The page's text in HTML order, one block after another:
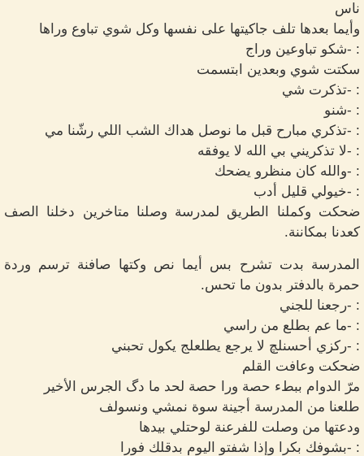
ناس
وأيما بعدها تلف جاكيتها على نفسها وكل شوي تباوع وراها
: -شكو تباوعين وراج
سكتت شوي وبعدين ابتسمت
: -تذكرت شي
: -شنو
: -تذكري مبارح قبل ما نوصل هداك الشب اللي رشّنا مي
: -لا تذكريني بي الله لا يوفقه
: -والله كان منظرو يضحك
: -خيولي قليل أدب
ضحكت وكملنا الطريق لمدرسة وصلنا متاخرين دخلنا الصف
كعدنا بمكاننة.
المدرسة بدت تشرح بس أيما نص وكتها صافنة ترسم وردة
حمرة بالدفتر بدون ما تحس.
: -رجعنا للجني
: -ما عم بطلع من راسي
: -ركزي أحسنلچ لا يرجع يطلعلج يكول تحبني
ضحكت وعافت القلم
مرّ الدوام ببطء حصة ورا حصة لحد ما دگ الجرس الأخير
طلعنا من المدرسة أجينة سوة نمشي ونسولف
ودعتها من وصلت للفرعنة لوحتلي بيدها
: -بشوفك بكرا وإذا شفتو اليوم بدقلك فورا